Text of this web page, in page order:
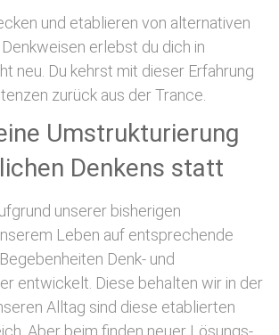
und etablieren von alternativen
erlebst du dich in
neu. Du kehrst mit dieser Erfahrung
zurück aus der Trance.
Umstrukturierung
Denkens statt
unserer bisherigen
Leben auf entsprechende
Denk- und
entwickelt. Diese behalten wir in der
Alltag sind diese etablierten
Aber beim finden neuer Lösungs-